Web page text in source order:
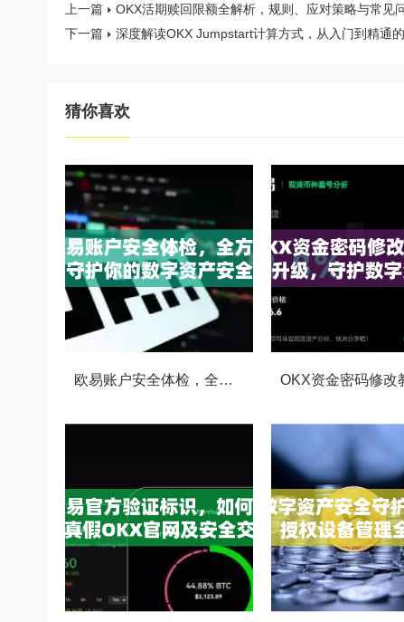
上一篇
OKX活期赎回限额全解析，规则、应对策略与常见
下一篇
深度解读OKX Jumpstart计算方式，从入门到精通
猜你喜欢
欧易账户安全体检，全方位守护你的数字资产安全